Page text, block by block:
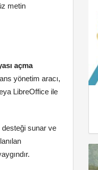
metin
açma
yönetim aracı,
LibreOffice ile
desteği sunar ve